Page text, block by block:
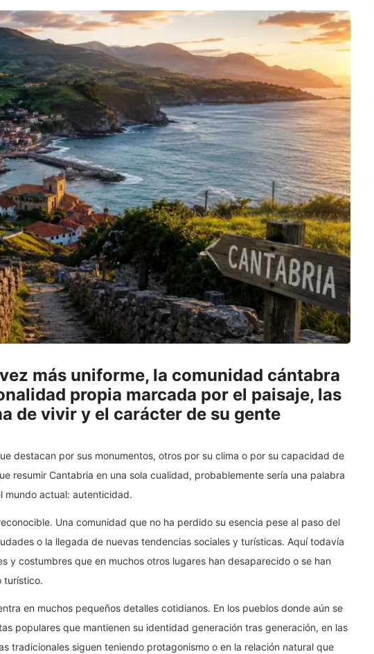
más uniforme, la comunidad cántabra
propia marcada por el paisaje, las
de vivir y el carácter de su gente
destacan por sus monumentos, otros por su clima o por su capacidad de
resumir Cantabria en una sola cualidad, probablemente sería una palabra
mundo actual: autenticidad.
Una comunidad que no ha perdido su esencia pese al paso del
o la llegada de nuevas tendencias sociales y turísticas. Aquí todavía
y costumbres que en muchos otros lugares han desaparecido o se han
turístico.
en muchos pequeños detalles cotidianos. En los pueblos donde aún se
populares que mantienen su identidad generación tras generación, en las
tradicionales siguen teniendo protagonismo o en la relación natural que